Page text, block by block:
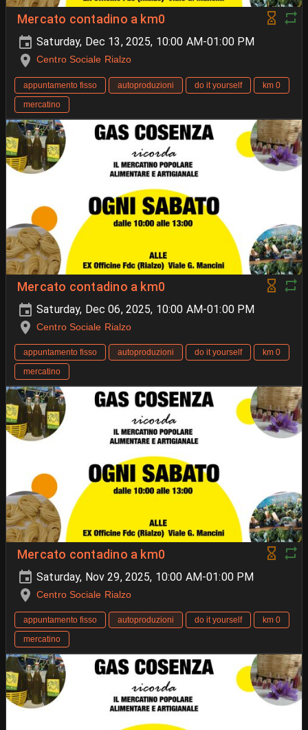
Mercato contadino a km0
Saturday, Dec 13, 2025, 10:00 AM-01:00 PM
Centro Sociale Rialzo
appuntamento fisso autoproduzioni do it yourself
km 0
mercatino
Mercato contadino a km0
Saturday, Dec 06, 2025, 10:00 AM-01:00 PM
Centro Sociale Rialzo
appuntamento fisso autoproduzioni do it yourself
km 0
mercatino
Mercato contadino a km0
Saturday, Nov 29, 2025, 10:00 AM-01:00 PM
Centro Sociale Rialzo
appuntamento fisso autoproduzioni do it yourself
km 0
mercatino